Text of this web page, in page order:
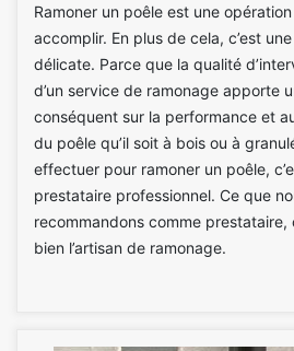
Ramoner un poêle est une
accomplir. En plus de cela, c’est
délicate. Parce que la qualité
d’un service de ramonage apporte
conséquent sur la performance et
du poêle qu’il soit à bois ou à
effectuer pour ramoner un poêle,
prestataire professionnel. Ce que
recommandons comme prestataire,
bien l’artisan de ramonage.